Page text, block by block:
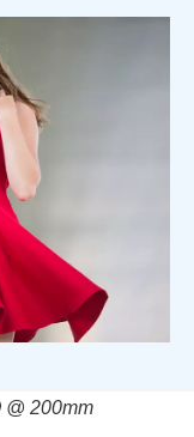
@ 200mm